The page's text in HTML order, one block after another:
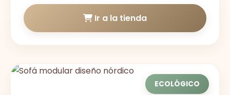
Ir a la tienda
ECOLÓGICO